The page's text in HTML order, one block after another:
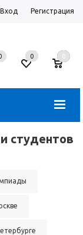
Вход Регистрация
0 0
студентов